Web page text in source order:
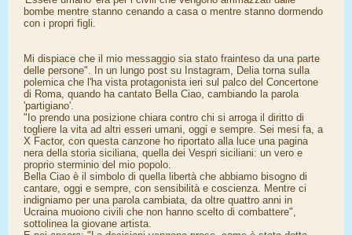
bombe mentre stanno cenando a casa o mentre stanno dormendo
con i propri figli.
Mi dispiace che il mio messaggio sia stato frainteso da una parte
delle persone". In un lungo post su Instagram, Delia torna sulla
polemica che l'ha vista protagonista ieri sul palco del Concertone
di Roma, quando ha cantato Bella Ciao, cambiando la parola
'partigiano'.
"Io prendo una posizione chiara contro chi si arroga il diritto di
togliere la vita ad altri esseri umani, oggi e sempre. Sei mesi fa, a
X Factor, con questa canzone ho riportato alla luce una pagina
nera della storia siciliana, quella dei Vespri siciliani: un vero e
proprio sterminio del mio popolo.
Bella Ciao è il simbolo di quella libertà che abbiamo bisogno di
cantare, oggi e sempre, con sensibilità e coscienza. Mentre ci
indigniamo per una parola cambiata, da oltre quattro anni in
Ucraina muoiono civili che non hanno scelto di combattere",
sottolinea la giovane artista.